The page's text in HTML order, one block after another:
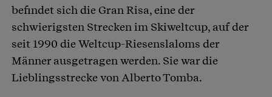
befindet sich die Gran Risa, eine der
schwierigsten Strecken im Skiweltcup, auf der
seit 1990 die Weltcup-Riesenslaloms der
Männer ausgetragen werden. Sie war die
Lieblingsstrecke von Alberto Tomba.